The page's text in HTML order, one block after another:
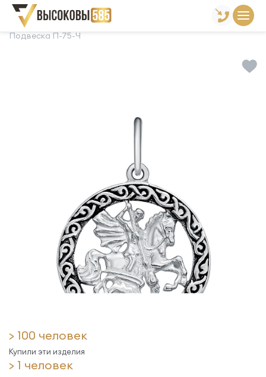
Главная Склад готовой продукции
Подвески
Подвеска П-75-Ч
> 100 человек
Купили эти изделия
> 1 человек